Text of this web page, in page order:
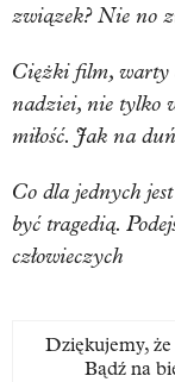
związek? Nie no
Ciężki film, warty
nadziei, nie tylko
miłość. Jak na
Co dla jednych
być tragedią.
człowieczych
Dziękujemy, że
Bądź na